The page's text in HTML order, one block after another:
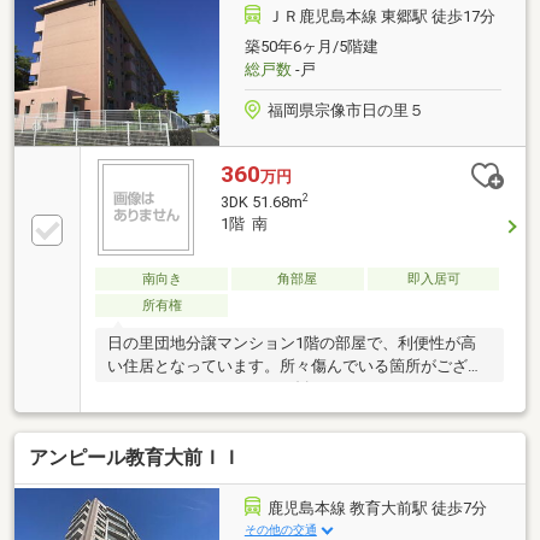
れています！〇浴室に窓があり、換気を十分に行うこ
とができます！〇全居室収納スペースがあり、お部屋
を広々と使うことができます！〇エントランスには２
４時間受け取り可能な「宅配ボックス」が設置されて
いますので、不在の際もお荷物を受け取ることができ
ます！
ＪＲ鹿児島本線 東郷駅 徒歩17分
築50年6ヶ月/5階建
総戸数-戸
福岡県宗像市日の里５
360万円
3DK 51.68m2
1階 南
南向き 角部屋
即入居可
所有権
日の里団地分譲マンション1階の部屋で、利便性が高
い住居となっています。所々傷んでいる箇所がござい
アンピール教育大前ＩＩ
鹿児島本線 教育大前駅 徒歩7分
その他の交通